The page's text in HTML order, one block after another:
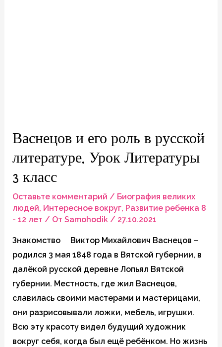
Васнецов и его роль в русской
литературе. Урок Литературы
3 класс
Оставьте комментарий / Биография великих
людей, Интересное вокруг, Развитие ребенка 8
- 12 лет / От Samohodik / 27.10.2021
Знакомство Виктор Михайлович Васнецов –
родился 3 мая 1848 года в Вятской губернии, в
далёкой русской деревне Лопьял Вятской
губернии. Местность, где жил Васнецов,
славилась своими мастерами и мастерицами,
они разрисовывали ложки, мебель, игрушки.
Всю эту красоту видел будущий художник
вокруг себя, когда был ещё ребёнком. Но жизнь